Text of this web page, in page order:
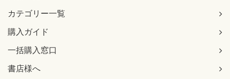
カテゴリー一覧
購入ガイド
一括購入窓口
書店様へ